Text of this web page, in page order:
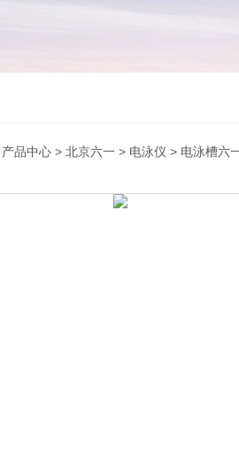
产品中心 > 北京六一 > 电泳仪 > 电泳槽六